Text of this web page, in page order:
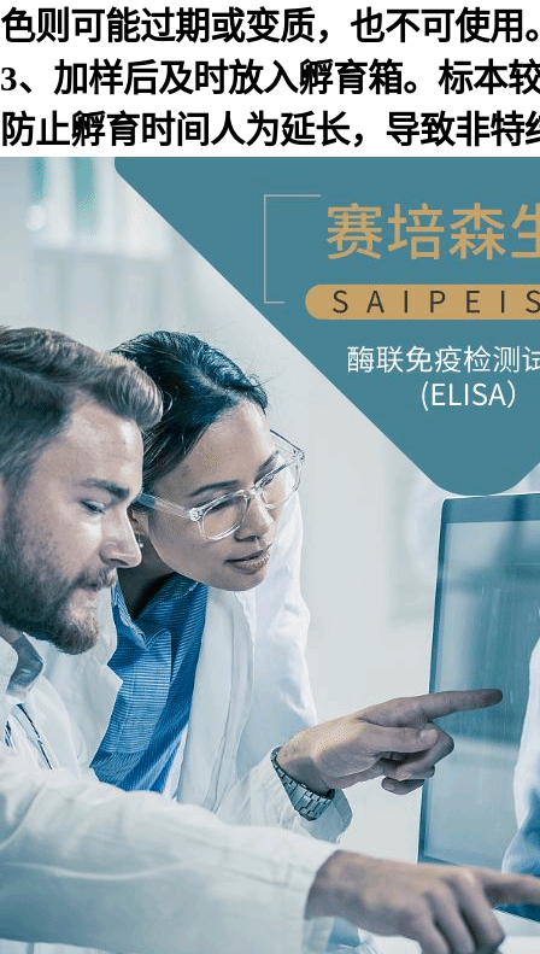
色则可能过期或变质，也不可使用
3、加样后及时放入孵育箱。标本
防止孵育时间人为延长，导致非